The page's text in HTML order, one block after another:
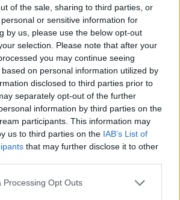
of the sale, sharing to third parties, or
or sensitive information for
by us, please use the below opt-out
selection. Please note that after your
you may continue seeing
on personal information utilized by
disclosed to third parties prior to
separately opt-out of the further
information by third parties on the
participants. This information may
us to third parties on the IAB’s List of
that may further disclose it to other
Processing Opt Outs